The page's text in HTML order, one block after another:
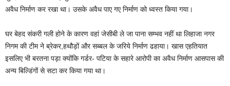
अवैध निर्माण कर रखा था। उसके अवैध पाए गए निर्माण को ध्वस्त किया गया।
घर बेहद संकरी गली होने के कारण वहां जेसीबी ले जा पाना सम्भव नहीं था लिहाजा नगर
निगम की टीम ने ब्रेकर,हथौड़ों और सब्बल के जरिये निर्माण ढहाया। खास एहतियात
इसलिए भी बरतना पड़ा क्योंकि गर्डर- पटिया के सहारे आरोपी का अवैध निर्माण आसपास की
अन्य बिल्डिंगों से सटा कर किया गया था।